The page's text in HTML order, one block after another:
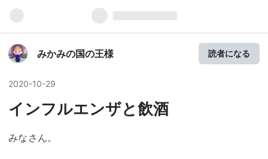
みかみの国の王様 読者になる
2020-10-29
インフルエンザと飲酒
みなさん。